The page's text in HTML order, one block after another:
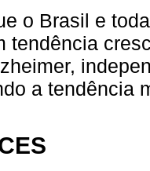
o Brasil e
tendência
a tendência